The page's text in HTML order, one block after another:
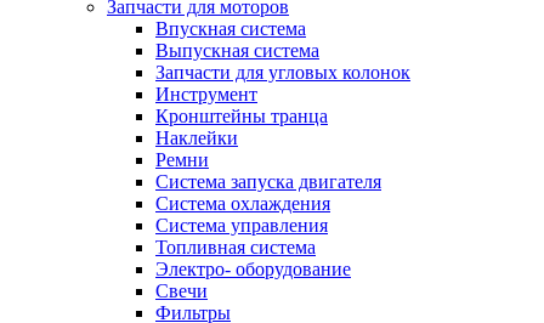
Запчасти для моторов
Впускная система
Выпускная система
Запчасти для угловых колонок
Инструмент
Кронштейны транца
Наклейки
Ремни
Система запуска двигателя
Система охлаждения
Система управления
Топливная система
Электро- оборудование
Свечи
Фильтры